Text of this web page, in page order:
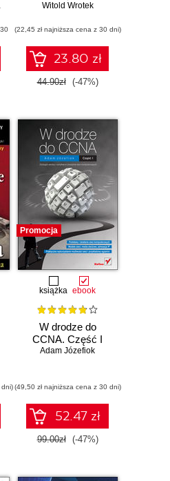
Witold Wrotek
(22,45 zł najniższa cena z 30 dni)
23.80 zł
44.90zł (-47%)
dni)
Promocja
książka ebook
W drodze do
CCNA. Część I
Adam Józefiok
(49,50 zł najniższa cena z 30 dni)
52.47 zł
99.00zł (-47%)